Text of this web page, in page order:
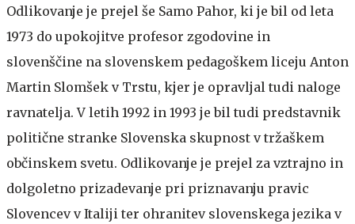
Odlikovanje je prejel še Samo Pahor, ki je bil od leta
1973 do upokojitve profesor zgodovine in
slovenščine na slovenskem pedagoškem liceju Anton
Martin Slomšek v Trstu, kjer je opravljal tudi naloge
ravnatelja. V letih 1992 in 1993 je bil tudi predstavnik
politične stranke Slovenska skupnost v tržaškem
občinskem svetu. Odlikovanje je prejel za vztrajno in
dolgoletno prizadevanje pri priznavanju pravic
Slovencev v Italiji ter ohranitev slovenskega jezika v